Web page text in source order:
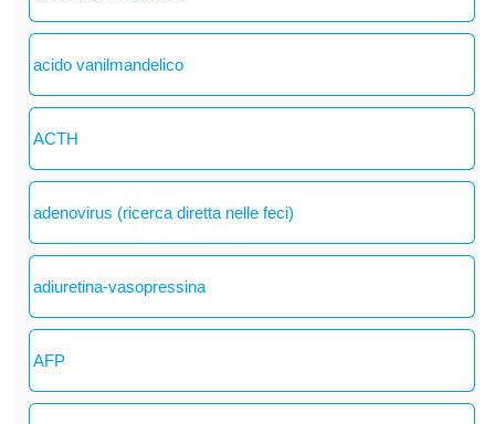
acido vanilmandelico
ACTH
adenovirus (ricerca diretta nelle feci)
adiuretina-vasopressina
AFP